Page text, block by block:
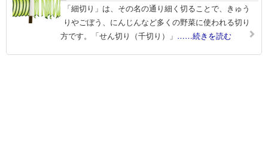
「細切り」は、その名の通り細く切ることで、きゅう
りやごぼう、にんじんなど多くの野菜に使われる切り
方です。「せん切り（千切り）」 ……続きを読む